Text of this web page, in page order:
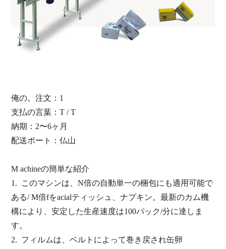
俺の。注文：1
支払の言葉：T / T
納期：2〜6ヶ月
配送ポート：仏山
Machineの簡単な紹介
1. このマシンは、N倍の自動単一の梱包にも適用可能で
ある/M倍fをacialティッシュ、ナプキン。最新のカム機
構により
、安定した生産速度は100パック/分に達し ま
す。
2. フィルムは、ベルトによって巻き戻され缶卵